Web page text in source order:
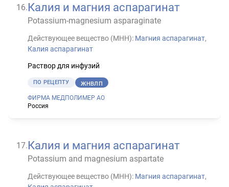
16.Калия и магния аспарагинат
Potassium-magnesium asparaginate
Действующее вещество (МНН): Магния аспарагинат,
Калия аспарагинат
Раствор для инфузий
ПО РЕЦЕПТУ ЖНВЛП
ФИРМА МЕДПОЛИМЕР АО
Россия
17.Калия и магния аспарагинат
Potassium and magnesium aspartate
Действующее вещество (МНН): Магния аспарагинат,